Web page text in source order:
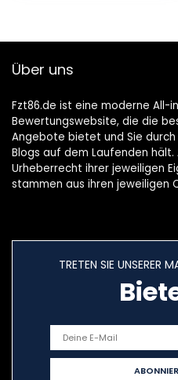
Über uns
Fzt86.de ist eine moderne All-
Bewertungswebsite, die die
Angebote bietet und Sie
Blogs auf dem Laufenden
Urheberrecht ihrer jeweiligen
stammen aus ihren jeweiligen
TRETEN SIE UNSERER